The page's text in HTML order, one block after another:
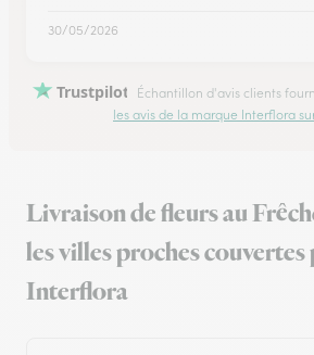
30/05/2026
Trustpilot Échantillon d'avis clients
les avis de la marque Interflora
Livraison de fleurs au
les villes proches couvertes
Interflora